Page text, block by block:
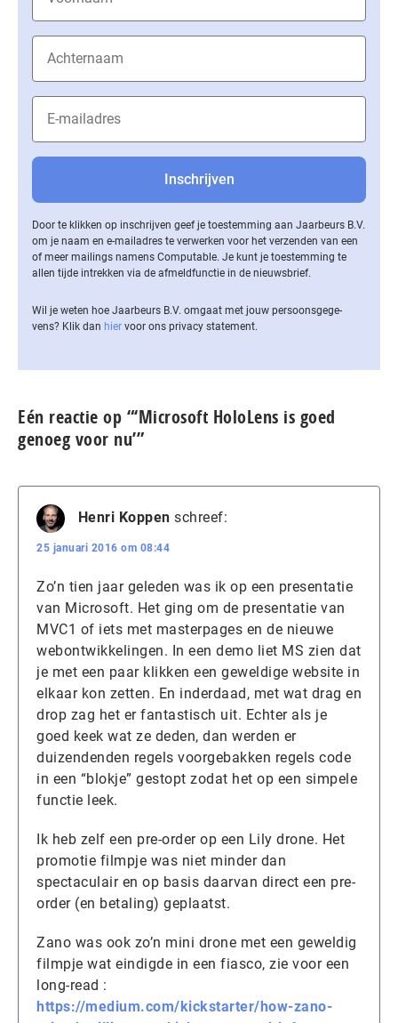
Door te klikken op inschrijven geef je toestemming aan Jaarbeurs B.V.
om je naam en e-mailadres te verwerken voor het verzenden van een
of meer mailings namens Computable. Je kunt je toestemming te
allen tijde intrekken via de af­meld­func­tie in de nieuwsbrief.
Wil je weten hoe Jaarbeurs B.V. omgaat met jouw per­soons­ge­ge­
vens? Klik dan hier voor ons privacy statement.
Eén reactie op “‘Microsoft HoloLens is goed
genoeg voor nu’”
Henri Koppen schreef:
25 januari 2016 om 08:44
Zo’n tien jaar geleden was ik op een presentatie
van Microsoft. Het ging om de presentatie van
MVC1 of iets met masterpages en de nieuwe
webontwikkelingen. In een demo liet MS zien dat
je met een paar klikken een geweldige website in
elkaar kon zetten. En inderdaad, met wat drag en
drop zag het er fantastisch uit. Echter als je
goed keek wat ze deden, dan werden er
duizendenden regels voorgebakken regels code
in een “blokje” gestopt zodat het op een simpele
functie leek.
Ik heb zelf een pre-order op een Lily drone. Het
promotie filmpje was niet minder dan
spectaculair en op basis daarvan direct een pre-
order (en betaling) geplaatst.
Zano was ook zo’n mini drone met een geweldig
filmpje wat eindigde in een fiasco, zie voor een
long-read :
https://medium.com/kickstarter/how-zano-